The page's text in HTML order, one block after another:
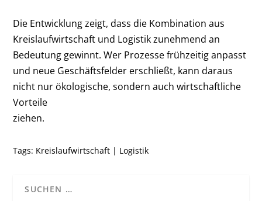
Die Entwicklung zeigt, dass die Kombination aus
Kreislaufwirtschaft und Logistik zunehmend an
Bedeutung gewinnt. Wer Prozesse frühzeitig anpasst
und neue Geschäftsfelder erschließt, kann daraus
nicht nur ökologische, sondern auch wirtschaftliche
Vorteile
ziehen.
Tags: Kreislaufwirtschaft | Logistik